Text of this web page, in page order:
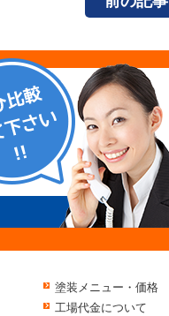
塗装メニュー・価格
工場代金について